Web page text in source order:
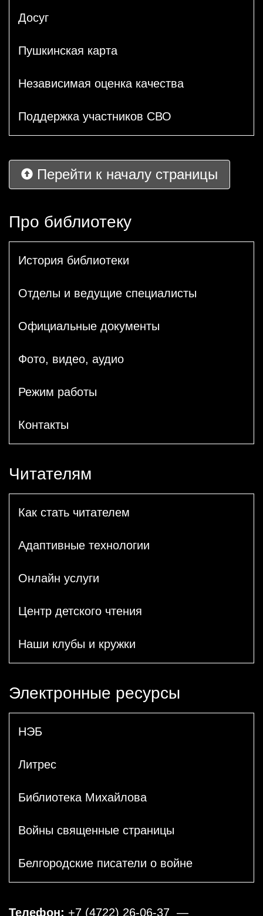
Досуг
Пушкинская карта
Независимая оценка качества
Поддержка участников СВО
Перейти к началу страницы
Про библиотеку
История библиотеки
Отделы и ведущие специалисты
Официальные документы
Фото, видео, аудио
Режим работы
Контакты
Читателям
Как стать читателем
Адаптивные технологии
Онлайн услуги
Центр детского чтения
Наши клубы и кружки
Электронные ресурсы
НЭБ
Литрес
Библиотека Михайлова
Войны священные страницы
Белгородские писатели о войне
Телефон: +7 (4722) 26-06-37 —